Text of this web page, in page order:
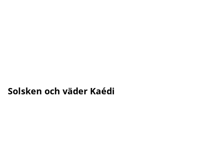
Solsken och väder Kaédi